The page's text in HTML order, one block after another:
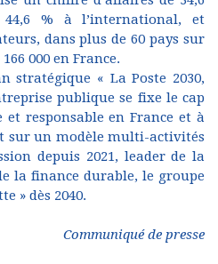
% à l’international, et
dans plus de 60 pays sur
000 en France.
stratégique « La Poste 2030,
publique se fixe le cap
et responsable en France et à
sur un modèle multi-activités
depuis 2021, leader de la
la finance durable, le groupe
» dès 2040.
Communiqué de presse